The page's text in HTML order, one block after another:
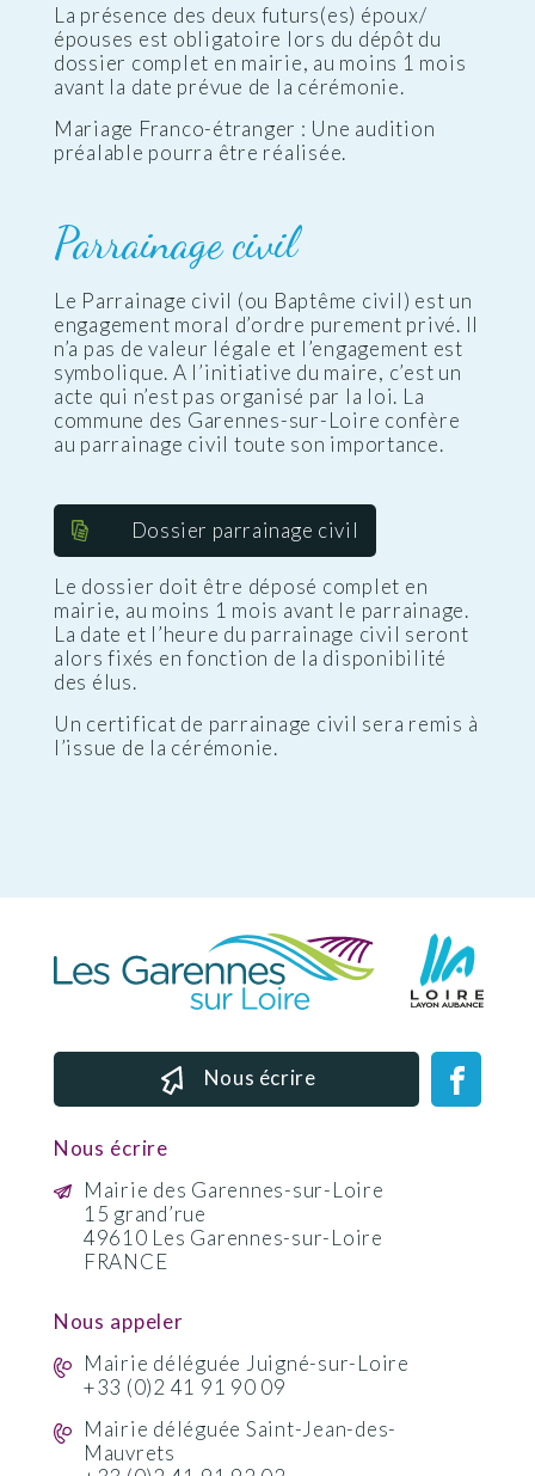
La présence des deux futurs(es) époux/
épouses est obligatoire lors du dépôt du
dossier complet en mairie, au moins 1 mois
avant la date prévue de la cérémonie.
Mariage Franco-étranger : Une audition
préalable pourra être réalisée.
Parrainage civil
Le Parrainage civil (ou Baptême civil) est un
engagement moral d’ordre purement privé. Il
n’a pas de valeur légale et l’engagement est
symbolique. A l’initiative du maire, c’est un
acte qui n’est pas organisé par la loi. La
commune des Garennes-sur-Loire confère
au parrainage civil toute son importance.
Dossier parrainage civil
Le dossier doit être déposé complet en
mairie, au moins 1 mois avant le parrainage.
La date et l’heure du parrainage civil seront
alors fixés en fonction de la disponibilité
des élus.
Un certificat de parrainage civil sera remis à
l’issue de la cérémonie.
Nous écrire
Nous écrire
Mairie des Garennes-sur-Loire
15 grand’rue
49610 Les Garennes-sur-Loire
FRANCE
Nous appeler
Mairie déléguée Juigné-sur-Loire
+33 (0)2 41 91 90 09
Mairie déléguée Saint-Jean-des-
Mauvrets